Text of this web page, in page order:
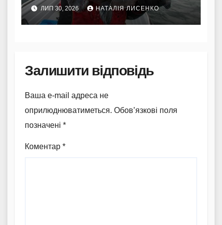
ЛИП 30, 2026 НАТАЛІЯ ЛИСЕНКО
Залишити відповідь
Ваша e-mail адреса не
оприлюднюватиметься. Обов’язкові поля
позначені *
Коментар *